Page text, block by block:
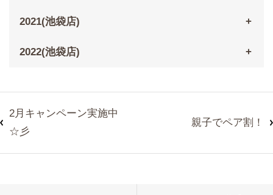
2021(池袋店)
2022(池袋店)
2月キャンペーン実施中
☆彡
親子でペア割！